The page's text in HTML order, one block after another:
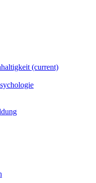
(current)